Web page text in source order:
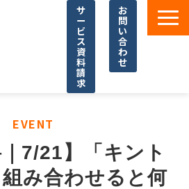
サ
ー
ビ
ス
資
料
請
求
お
問
い
合
わ
せ
よくあるご質問
ント・セミナー
お役立ち資料一覧
EVENT
｜7/21】「キント
み合わせると何